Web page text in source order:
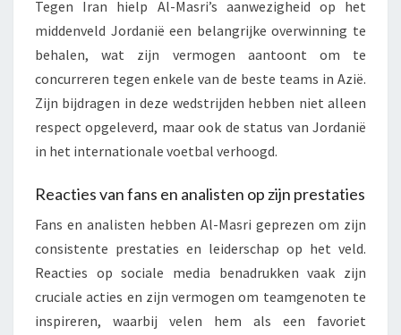
Tegen Iran hielp Al-Masri’s aanwezigheid op het
middenveld Jordanië een belangrijke overwinning te
behalen, wat zijn vermogen aantoont om te
concurreren tegen enkele van de beste teams in Azië.
Zijn bijdragen in deze wedstrijden hebben niet alleen
respect opgeleverd, maar ook de status van Jordanië
in het internationale voetbal verhoogd.
Reacties van fans en analisten op zijn prestaties
Fans en analisten hebben Al-Masri geprezen om zijn
consistente prestaties en leiderschap op het veld.
Reacties op sociale media benadrukken vaak zijn
cruciale acties en zijn vermogen om teamgenoten te
inspireren, waarbij velen hem als een favoriet